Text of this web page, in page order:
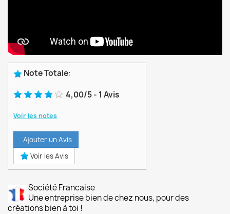
Note Totale:
4,00/5- 1 Avis
Voir les notes
Ajouter un Avis
Voir les Avis
Société Francaise
Une entreprise bien de chez nous, pour des
créations bien à toi !